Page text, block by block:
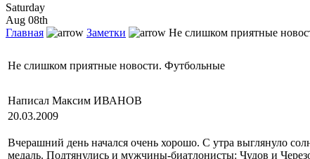
Saturday
Aug 08th
Главная
Заметки Не слишком приятные
Не слишком приятные новости. Футбольные
Написал Максим ИВАНОВ
20.03.2009
Вчерашний день начался очень хорошо. С утра выглянуло
медаль. Подтянулись и мужчины-биатлонисты: Чудов и